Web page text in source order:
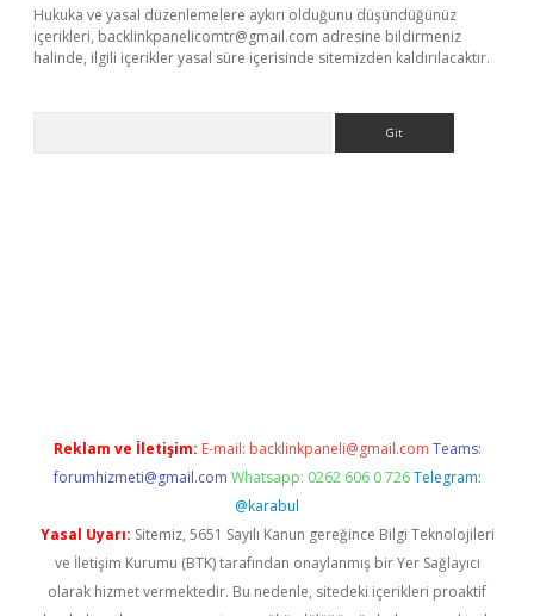
Hukuka ve yasal düzenlemelere aykırı olduğunu düşündüğünüz
içerikleri, backlinkpanelicomtr@gmail.com adresine bildirmeniz
halinde, ilgili içerikler yasal süre içerisinde sitemizden kaldırılacaktır.
Reklam ve İletişim: E-mail: backlinkpaneli@gmail.com Teams:
forumhizmeti@gmail.com Whatsapp: 0262 606 0 726 Telegram:
@karabul
Yasal Uyarı: Sitemiz, 5651 Sayılı Kanun gereğince Bilgi Teknolojileri
ve İletişim Kurumu (BTK) tarafından onaylanmış bir Yer Sağlayıcı
olarak hizmet vermektedir. Bu nedenle, sitedeki içerikleri proaktif